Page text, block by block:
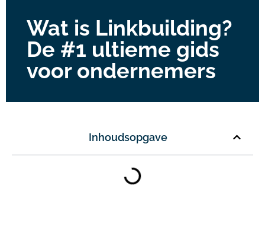
Wat is Linkbuilding?
De #1 ultieme gids
voor ondernemers
Inhoudsopgave